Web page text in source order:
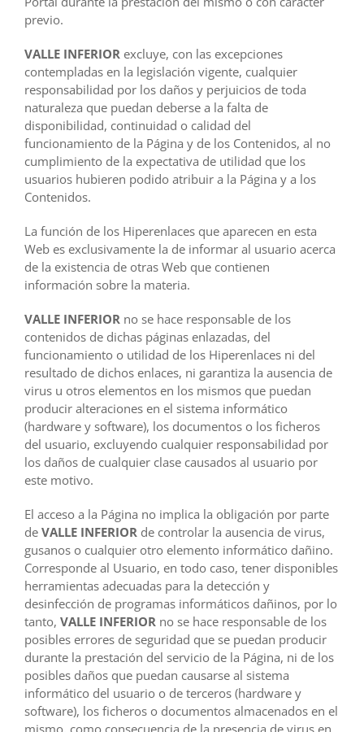
previo.
VALLE INFERIORexcluye, con las excepciones
contempladas en la legislación vigente, cualquier
responsabilidad por los daños y perjuicios de toda
naturaleza que puedan deberse a la falta de
disponibilidad, continuidad o calidad del
funcionamiento de la Página y de los Contenidos, al no
cumplimiento de la expectativa de utilidad que los
usuarios hubieren podido atribuir a la Página y a los
Contenidos.
La función de los Hiperenlaces que aparecen en esta
Web es exclusivamente la de informar al usuario acerca
de la existencia de otras Web que contienen
información sobre la materia.
VALLE INFERIORno se hace responsable de los
contenidos de dichas páginas enlazadas, del
funcionamiento o utilidad de los Hiperenlaces ni del
resultado de dichos enlaces, ni garantiza la ausencia de
virus u otros elementos en los mismos que puedan
producir alteraciones en el sistema informático
(hardware y software), los documentos o los ficheros
del usuario, excluyendo cualquier responsabilidad por
los daños de cualquier clase causados al usuario por
este motivo.
El acceso a la Página no implica la obligación por parte
de VALLE INFERIORde controlar la ausencia de virus,
gusanos o cualquier otro elemento informático dañino.
Corresponde al Usuario, en todo caso, tener disponibles
herramientas adecuadas para la detección y
desinfección de programas informáticos dañinos, por lo
tanto, VALLE INFERIORno se hace responsable de los
posibles errores de seguridad que se puedan producir
durante la prestación del servicio de la Página, ni de los
posibles daños que puedan causarse al sistema
informático del usuario o de terceros (hardware y
software), los ficheros o documentos almacenados en el
mismo, como consecuencia de la presencia de virus en